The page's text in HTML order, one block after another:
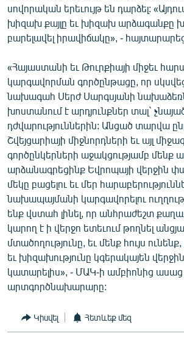
սովորական երեւույթ են դարձել:
խիզախ քայլը եւ խիզախ արձագանքը
բարելավել իրավիճակը», -
«Հայաստանի եւ Թուրքիայի միջեւ
կարգավորման գործընթացը, որ
նախագահ Սերժ Սարգսյանի
խոստանում է արդյունքներ տալ`
դժվարություններին: Անցած տարվա
Շվեյցարիայի միջնորդների եւ այլ
գործընկերների աջակցությամբ մենք
արձանագրեցինք Եվրոպայի վերջին
մեկը բացելու եւ մեր
նախապայմանի կարգավորելու
ենք վստահ լինել, որ անհրաժեշտ
կարող է ի վերջո ետեւում թողնել
մտածողությունը, եւ մենք հույս
եւ խիզախությունը կգերակայեն
կատարելիս», - ՄԱԿ-ի ամբիոնից
արտգործնախարարը:
Կիսվել Հետևեք մեզ